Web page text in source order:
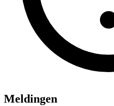
Meldingen